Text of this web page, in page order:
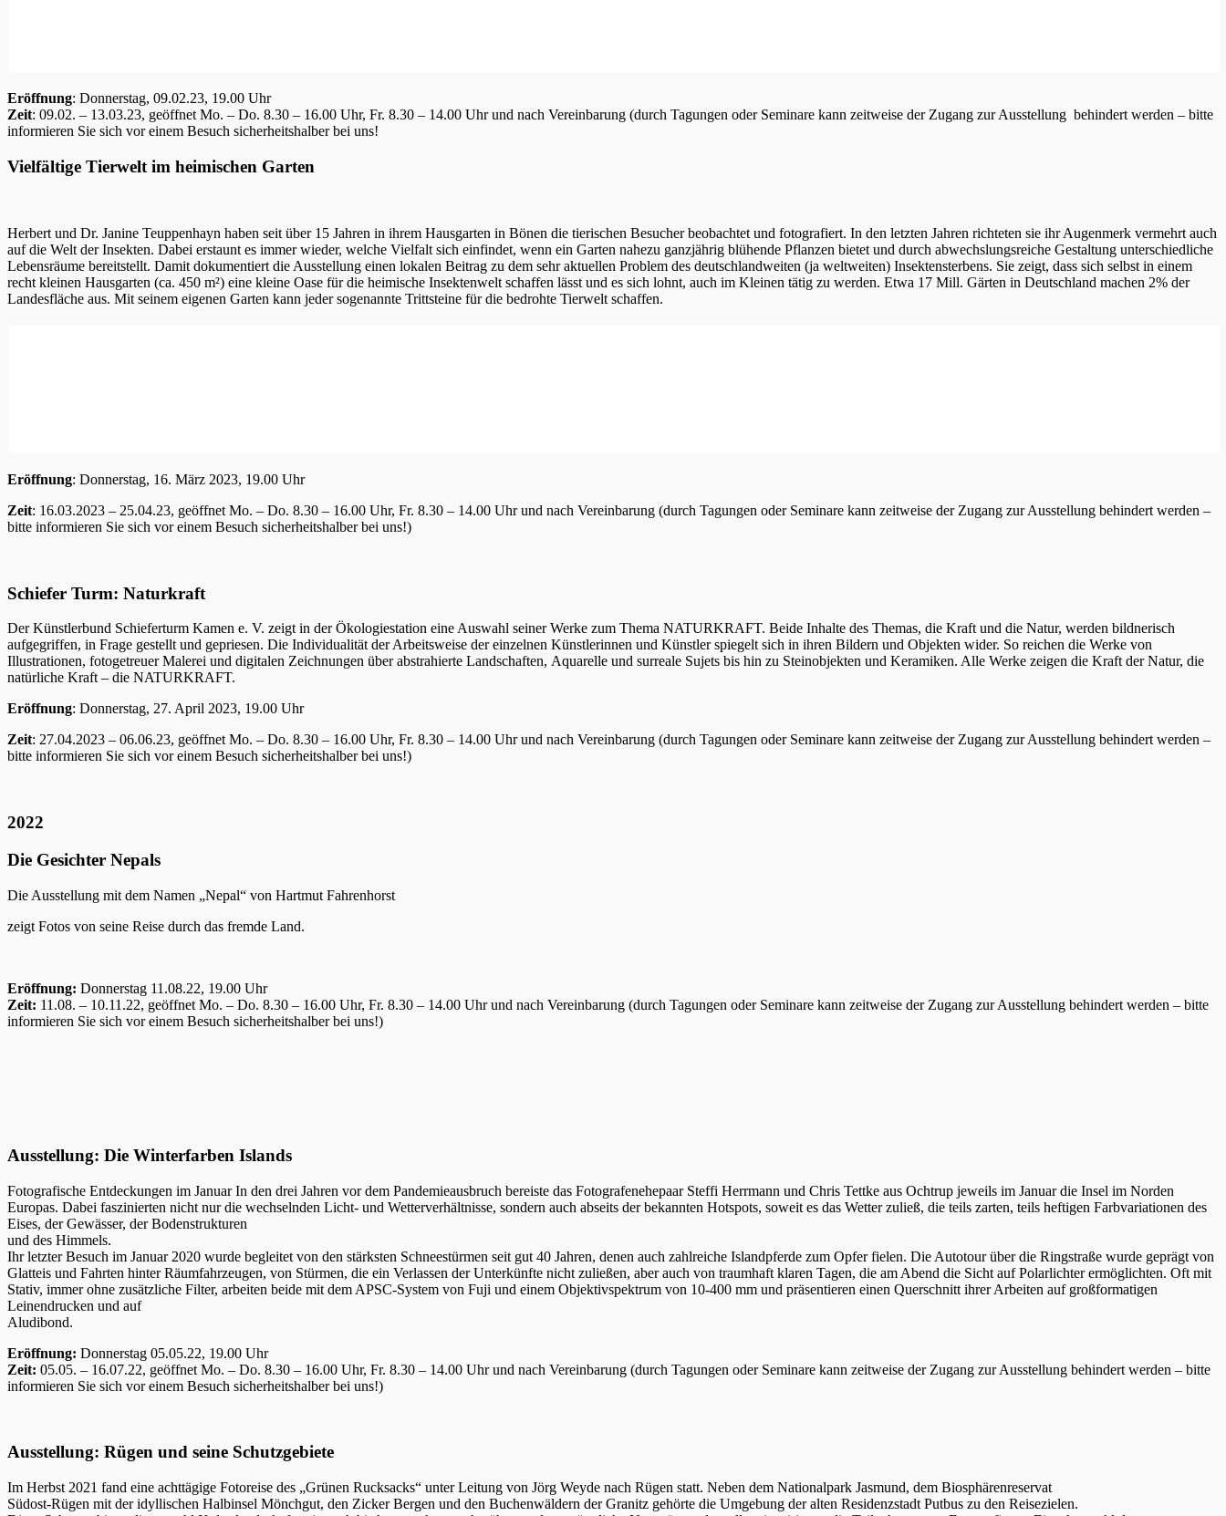
Eröffnung: Donnerstag, 09.02.23, 19.00 Uhr
Zeit: 09.02. – 13.03.23, geöffnet Mo. – Do. 8.30 – 16.00 Uhr, Fr. 8.30 – 14.00 Uhr und nach Vereinbarung (durch Tagungen oder Seminare kann zeitweise der Zugang zur Ausstellung behindert werden – bitte
informieren Sie sich vor einem Besuch sicherheitshalber bei uns!
Vielfältige Tierwelt im heimischen Garten
Herbert und Dr. Janine Teuppenhayn haben seit über 15 Jahren in ihrem Hausgarten in Bönen die tierischen Besucher beobachtet und fotografiert. In den letzten Jahren richteten sie ihr Augenmerk vermehrt auch
auf die Welt der Insekten. Dabei erstaunt es immer wieder, welche Vielfalt sich einfindet, wenn ein Garten nahezu ganzjährig blühende Pflanzen bietet und durch abwechslungsreiche Gestaltung unterschiedliche
Lebensräume bereitstellt. Damit dokumentiert die Ausstellung einen lokalen Beitrag zu dem sehr aktuellen Problem des deutschlandweiten (ja weltweiten) Insektensterbens. Sie zeigt, dass sich selbst in einem
recht kleinen Hausgarten (ca. 450 m²) eine kleine Oase für die heimische Insektenwelt schaffen lässt und es sich lohnt, auch im Kleinen tätig zu werden. Etwa 17 Mill. Gärten in Deutschland machen 2% der
Landesfläche aus. Mit seinem eigenen Garten kann jeder sogenannte Trittsteine für die bedrohte Tierwelt schaffen.
Eröffnung: Donnerstag, 16. März 2023, 19.00 Uhr
Zeit: 16.03.2023 – 25.04.23, geöffnet Mo. – Do. 8.30 – 16.00 Uhr, Fr. 8.30 – 14.00 Uhr und nach Vereinbarung (durch Tagungen oder Seminare kann zeitweise der Zugang zur Ausstellung behindert werden –
bitte informieren Sie sich vor einem Besuch sicherheitshalber bei uns!)
Schiefer Turm: Naturkraft
Der Künstlerbund Schieferturm Kamen e. V. zeigt in der Ökologiestation eine Auswahl seiner Werke zum Thema NATURKRAFT. Beide Inhalte des Themas, die Kraft und die Natur, werden bildnerisch
aufgegriffen, in Frage gestellt und gepriesen. Die Individualität der Arbeitsweise der einzelnen Künstlerinnen und Künstler spiegelt sich in ihren Bildern und Objekten wider. So reichen die Werke von
Illustrationen, fotogetreuer Malerei und digitalen Zeichnungen über abstrahierte Landschaften, Aquarelle und surreale Sujets bis hin zu Steinobjekten und Keramiken. Alle Werke zeigen die Kraft der Natur, die
natürliche Kraft – die NATURKRAFT.
Eröffnung: Donnerstag, 27. April 2023, 19.00 Uhr
Zeit: 27.04.2023 – 06.06.23, geöffnet Mo. – Do. 8.30 – 16.00 Uhr, Fr. 8.30 – 14.00 Uhr und nach Vereinbarung (durch Tagungen oder Seminare kann zeitweise der Zugang zur Ausstellung behindert werden –
bitte informieren Sie sich vor einem Besuch sicherheitshalber bei uns!)
2022
Die Gesichter Nepals
Die Ausstellung mit dem Namen „Nepal“ von Hartmut Fahrenhorst
zeigt Fotos von seine Reise durch das fremde Land.
Eröffnung: Donnerstag 11.08.22, 19.00 Uhr
Zeit: 11.08. – 10.11.22, geöffnet Mo. – Do. 8.30 – 16.00 Uhr, Fr. 8.30 – 14.00 Uhr und nach Vereinbarung (durch Tagungen oder Seminare kann zeitweise der Zugang zur Ausstellung behindert werden – bitte
informieren Sie sich vor einem Besuch sicherheitshalber bei uns!)
Ausstellung: Die Winterfarben Islands
Fotografische Entdeckungen im Januar In den drei Jahren vor dem Pandemieausbruch bereiste das Fotografenehepaar Steffi Herrmann und Chris Tettke aus Ochtrup jeweils im Januar die Insel im Norden
Europas. Dabei faszinierten nicht nur die wechselnden Licht- und Wetterverhältnisse, sondern auch abseits der bekannten Hotspots, soweit es das Wetter zuließ, die teils zarten, teils heftigen Farbvariationen des
Eises, der Gewässer, der Bodenstrukturen
und des Himmels.
Ihr letzter Besuch im Januar 2020 wurde begleitet von den stärksten Schneestürmen seit gut 40 Jahren, denen auch zahlreiche Islandpferde zum Opfer fielen. Die Autotour über die Ringstraße wurde geprägt von
Glatteis und Fahrten hinter Räumfahrzeugen, von Stürmen, die ein Verlassen der Unterkünfte nicht zuließen, aber auch von traumhaft klaren Tagen, die am Abend die Sicht auf Polarlichter ermöglichten. Oft mit
Stativ, immer ohne zusätzliche Filter, arbeiten beide mit dem APSC-System von Fuji und einem Objektivspektrum von 10-400 mm und präsentieren einen Querschnitt ihrer Arbeiten auf großformatigen
Leinendrucken und auf
Aludibond.
Eröffnung: Donnerstag 05.05.22, 19.00 Uhr
Zeit: 05.05. – 16.07.22, geöffnet Mo. – Do. 8.30 – 16.00 Uhr, Fr. 8.30 – 14.00 Uhr und nach Vereinbarung (durch Tagungen oder Seminare kann zeitweise der Zugang zur Ausstellung behindert werden – bitte
informieren Sie sich vor einem Besuch sicherheitshalber bei uns!)
Ausstellung: Rügen und seine Schutzgebiete
Im Herbst 2021 fand eine achttägige Fotoreise des „Grünen Rucksacks“ unter Leitung von Jörg Weyde nach Rügen statt. Neben dem Nationalpark Jasmund, dem Biosphärenreservat
Südost-Rügen mit der idyllischen Halbinsel Mönchgut, den Zicker Bergen und den Buchenwäldern der Granitz gehörte die Umgebung der alten Residenzstadt Putbus zu den Reisezielen.